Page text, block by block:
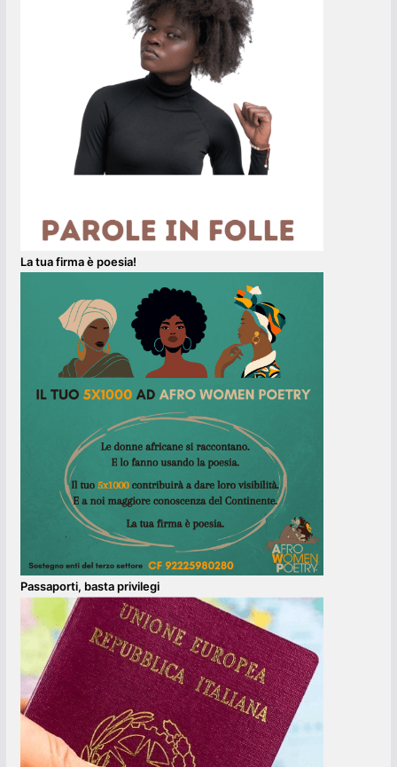
La tua firma è poesia!
Passaporti, basta privilegi